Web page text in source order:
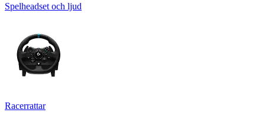
Spelheadset och ljud
Racerrattar